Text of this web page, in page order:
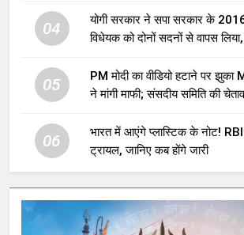
04
योगी सरकार ने सपा सरकार के
विधेयक को दोनों सदनों से वापस लिया,
05
PM मोदी का वीडियो हटाने पर झुका
ने मांगी माफी; संसदीय समिति की
06
भारत में आएंगे प्लास्टिक के नोट!
ट्रायल, जानिए कब होंगे जारी